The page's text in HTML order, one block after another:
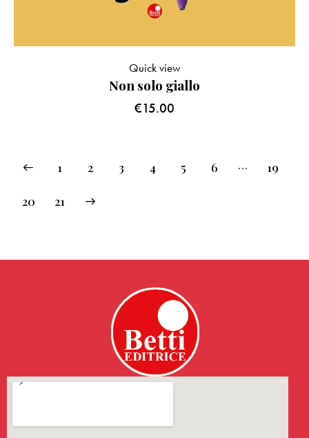
Non solo giallo
€15.00
Quick view
1 2 3 4 5 6 … 19
20 21
→